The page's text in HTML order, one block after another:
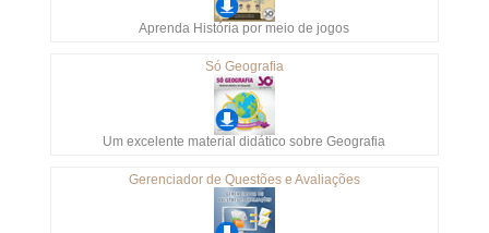
Aprenda História por meio de jogos
Só Geografia
Um excelente material didático sobre Geografia
Gerenciador de Questões e Avaliações